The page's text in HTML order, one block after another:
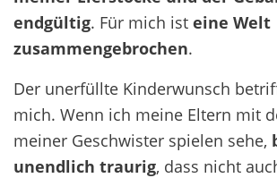
endgültig. Für mich ist eine Welt
zusammengebrochen.
Der unerfüllte Kinderwunsch
mich. Wenn ich meine Eltern mit
meiner Geschwister spielen sehe,
unendlich traurig, dass nicht